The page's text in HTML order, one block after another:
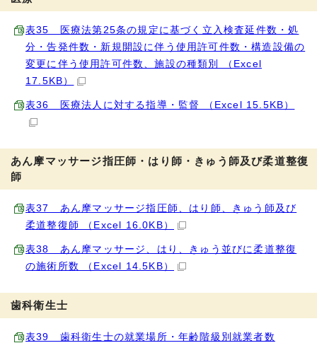
表35 医療法第25条の規定に基づく立入検査延件数・処
分・告発件数・新規開設に伴う使用許可件数・構造設備の
変更に伴う使用許可件数、施設の種類別 （Excel
17.5KB）
表36 医療法人に対する指導・監督 （Excel 15.5KB）
あん摩マッサージ指圧師・はり師・きゅう師及び柔道整復
師
表37 あん摩マッサージ指圧師、はり師、きゅう師及び
柔道整復師 （Excel 16.0KB）
表38 あん摩マッサージ、はり、きゅう並びに柔道整復
の施術所数 （Excel 14.5KB）
歯科衛生士
表39 歯科衛生士の就業場所・年齢階級別就業者数